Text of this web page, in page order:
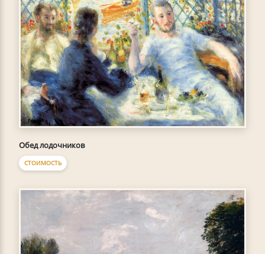
Обед лодочников
СТОИМОСТЬ